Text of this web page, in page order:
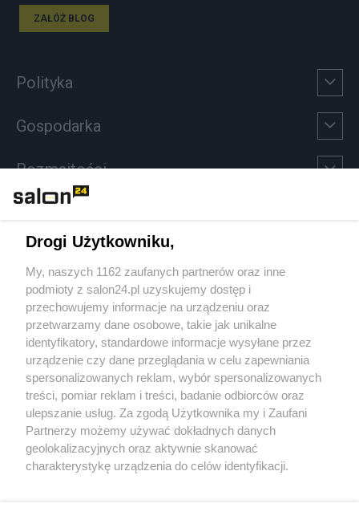
ZAŁÓŻ BLOG
Polityka
Gospodarka
Rozmaitości
Sport
Społeczeństwo
Kultura
X Facebook Instagram Youtube
Drogi Użytkowniku,
My, naszych 1162 zaufanych partnerów oraz inne
podmioty z salon24.pl uzyskujemy dostęp i
przechowujemy informacje na urządzeniu oraz
przetwarzamy dane osobowe, takie jak unikalne
identyfikatory, standardowe informacje wysyłane przez
urządzenie czy dane przeglądania w celu zapewniania
spersonalizowanych reklam, wybór spersonalizowanych
treści, pomiar reklam i treści, badanie odbiorców oraz
ulepszanie usług. Za zgodą Użytkownika my i Zaufani
Partnerzy możemy używać dokładnych danych
geolokalizacyjnych oraz aktywnie skanować
charakterystykę urządzenia do celów identyfikacji.